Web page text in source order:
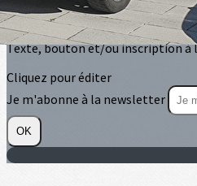
Cliquez pour éditer
Texte, bouton et/ou inscription à
Cliquez pour éditer
Je m'abonne à la newsletter
OK